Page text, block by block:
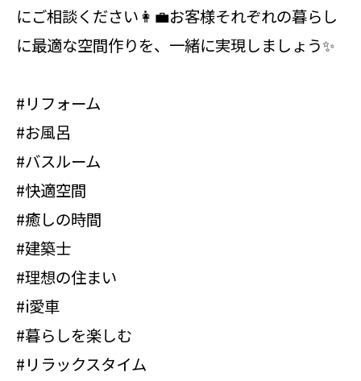
にご相談ください👩‍💼お客様それぞれの暮らし
に最適な空間作りを、一緒に実現しましょう✨
#リフォーム
#お風呂
#バスルーム
#快適空間
#癒しの時間
#建築士
#理想の住まい
#i愛車
#暮らしを楽しむ
#リラックスタイム